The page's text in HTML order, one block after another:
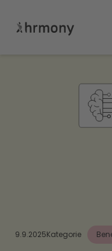
9.9.2025Kategorie